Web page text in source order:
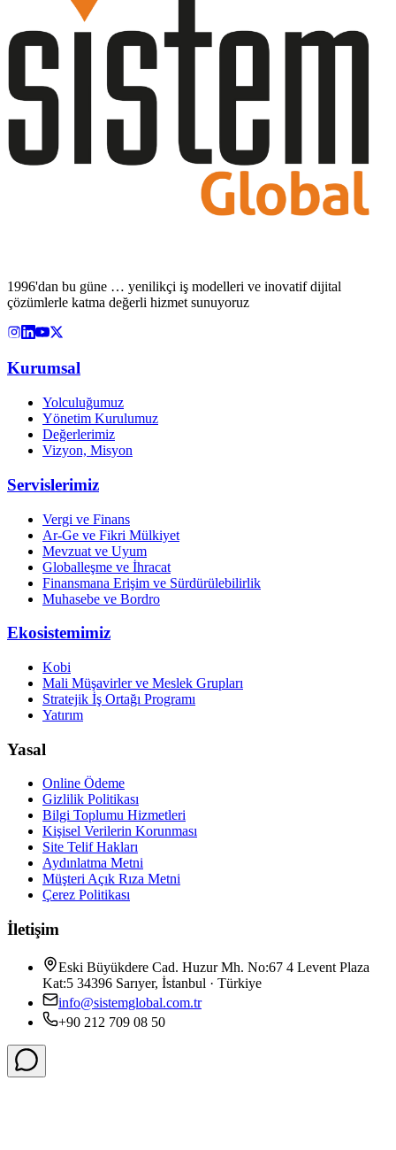
1996'dan bu güne … yenilikçi iş modelleri ve inovatif dijital
çözümlerle katma değerli hizmet sunuyoruz
Kurumsal
Yolculuğumuz
Yönetim Kurulumuz
Değerlerimiz
Vizyon, Misyon
Servislerimiz
Vergi ve Finans
Ar-Ge ve Fikri Mülkiyet
Mevzuat ve Uyum
Globalleşme ve İhracat
Finansmana Erişim ve Sürdürülebilirlik
Muhasebe ve Bordro
Ekosistemimiz
Kobi
Mali Müşavirler ve Meslek Grupları
Stratejik İş Ortağı Programı
Yatırım
Yasal
Online Ödeme
Gizlilik Politikası
Bilgi Toplumu Hizmetleri
Kişisel Verilerin Korunması
Site Telif Hakları
Aydınlatma Metni
Müşteri Açık Rıza Metni
Çerez Politikası
İletişim
Eski Büyükdere Cad. Huzur Mh. No:67 4 Levent Plaza
Kat:5 34396 Sarıyer, İstanbul · Türkiye
info@sistemglobal.com.tr
+90 212 709 08 50